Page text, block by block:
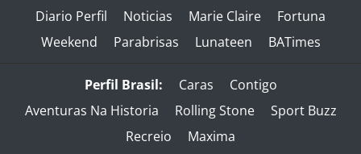
Diario Perfil Noticias Marie Claire
Fortuna
Weekend
Parabrisas Lunateen BATimes
Perfil Brasil: Caras
Contigo
Aventuras Na Historia
Rolling Stone
Sport Buzz
Recreio
Maxima